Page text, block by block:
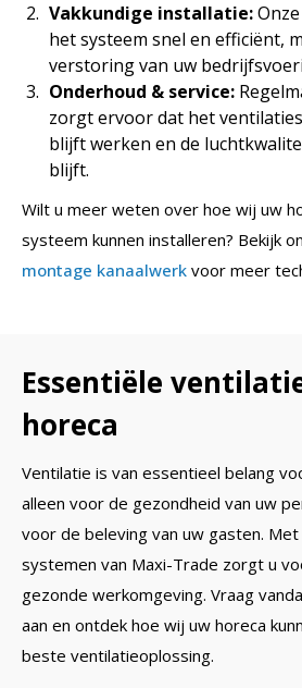
Vakkundige installatie:
het systeem snel en efficiënt,
verstoring van uw
Onderhoud & service:
zorgt ervoor dat het
blijft werken en de
blijft.
Wilt u meer weten over hoe wij uw
systeem kunnen installeren? Bekijk
montage kanaalwerk voor meer
Essentiële
horeca
Ventilatie is van essentieel belang
alleen voor de gezondheid van uw
voor de beleving van uw gasten.
systemen van Maxi-Trade zorgt u
gezonde werkomgeving. Vraag
aan en ontdek hoe wij uw horeca
beste ventilatieoplossing.